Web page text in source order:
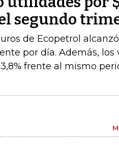
segundo
de Ecopetrol
por día. Además, los
frente al mismo